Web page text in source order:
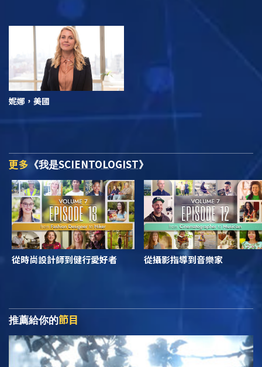
妮娜，美國
更多 《我是SCIENTOLOGIST》
從時尚設計師到健行愛好者 從攝影指導到音樂家
推薦給你的節目